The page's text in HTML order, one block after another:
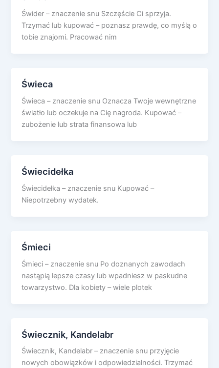
Świder – znaczenie snu Szczęście Ci sprzyja.
Trzymać lub kupować – poznasz prawdę, co myślą o
tobie znajomi. Pracować nim
Świeca
Świeca – znaczenie snu Oznacza Twoje wewnętrzne
światło lub oczekuje na Cię nagroda. Kupować –
zubożenie lub strata finansowa lub
Świecidełka
Świecidełka – znaczenie snu Kupować –
Niepotrzebny wydatek.
Śmieci
Śmieci – znaczenie snu Po doznanych zawodach
nastąpią lepsze czasy lub wpadniesz w paskudne
towarzystwo. Dla kobiety – wiele plotek
Świecznik, Kandelabr
Świecznik, Kandelabr – znaczenie snu przyjęcie
nowych obowiązków i odpowiedzialności. Trzymać